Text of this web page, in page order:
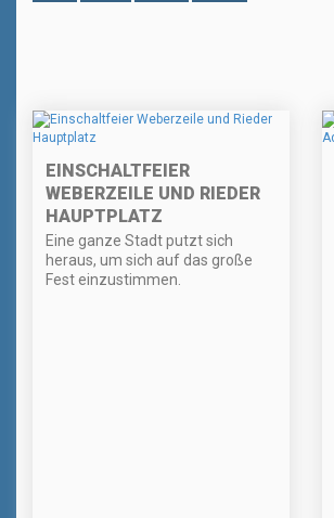
EINSCHALTFEIER
WEBERZEILE UND RIEDER
HAUPTPLATZ
Eine ganze Stadt putzt sich
heraus, um sich auf das große
Fest einzustimmen.